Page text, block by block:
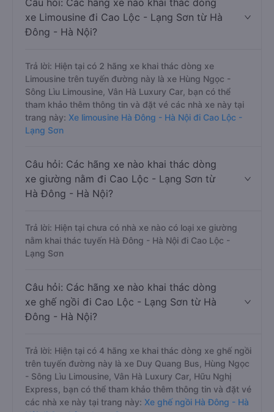
Câu hỏi: Các hãng xe nào khai thác dòng
xe Limousine đi Cao Lộc - Lạng Sơn từ Hà
Đông - Hà Nội?
Trả lời: Hiện tại có 2 hãng xe khai thác dòng xe
Limousine trên tuyến đường này là xe Hùng Ngọc -
Sông Lìu Limousine, Vân Hà Luxury Car, bạn có thể
tham khảo thêm thông tin và đặt vé các nhà xe này tại
trang này: Xe limousine Hà Đông - Hà Nội đi Cao Lộc -
Lạng Sơn
Câu hỏi: Các hãng xe nào khai thác dòng
xe giường nằm đi Cao Lộc - Lạng Sơn từ
Hà Đông - Hà Nội?
Trả lời: Hiện tại chưa có nhà xe nào có loại xe giường
nằm khai thác tuyến Hà Đông - Hà Nội đi Cao Lộc -
Lạng Sơn
Câu hỏi: Các hãng xe nào khai thác dòng
xe ghế ngồi đi Cao Lộc - Lạng Sơn từ Hà
Đông - Hà Nội?
Trả lời: Hiện tại có 4 hãng xe khai thác dòng xe ghế ngồi
trên tuyến đường này là xe Duy Quang Bus, Hùng Ngọc
- Sông Lìu Limousine, Vân Hà Luxury Car, Hữu Nghị
Express, bạn có thể tham khảo thêm thông tin và đặt vé
các nhà xe này tại trang này: Xe ghế ngồi Hà Đông - Hà